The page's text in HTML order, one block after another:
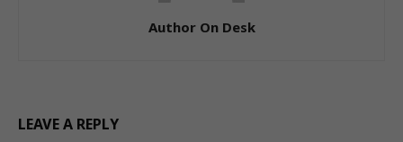
Author On Desk
LEAVE A REPLY